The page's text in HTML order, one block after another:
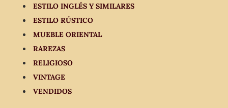
ESTILO INGLÉS Y SIMILARES
ESTILO RÚSTICO
MUEBLE ORIENTAL
RAREZAS
RELIGIOSO
VINTAGE
VENDIDOS